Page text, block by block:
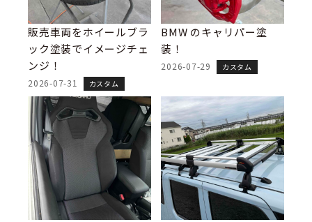
販売車両をホイールブラ
ック塗装でイメージチェ
ンジ！
2026-07-31 カスタム
BMW のキャリパー塗
装！
2026-07-29 カスタム